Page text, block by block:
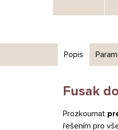
Popis
Fusak
Prozkoumat
řešením pro